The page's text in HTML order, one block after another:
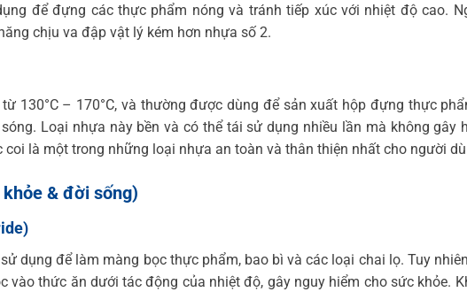
để đựng các thực phẩm nóng và tránh tiếp xúc với nhiệt độ cao.
chịu va đập vật lý kém hơn nhựa số 2.
130°C – 170°C, và thường được dùng để sản xuất hộp đựng thực
Loại nhựa này bền và có thể tái sử dụng nhiều lần mà không gây
là một trong những loại nhựa an toàn và thân thiện nhất cho người
& đời sống)
dụng để làm màng bọc thực phẩm, bao bì và các loại chai lọ. Tuy
vào thức ăn dưới tác động của nhiệt độ, gây nguy hiểm cho sức khỏe.